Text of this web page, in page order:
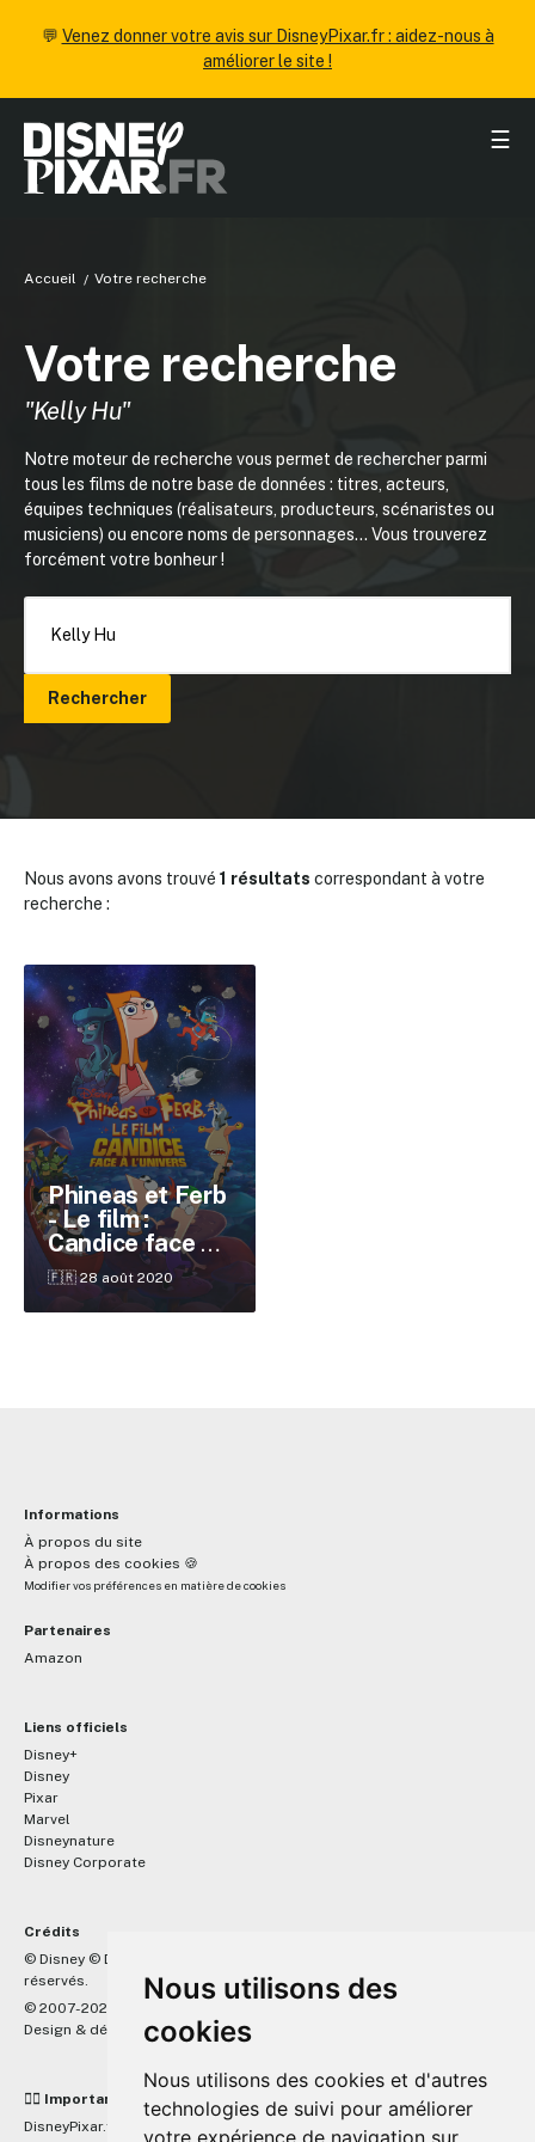
Nous utilisons des
cookies
Nous utilisons des cookies et d'autres
technologies de suivi pour améliorer
votre expérience de navigation sur
💬 Venez donner votre avis sur DisneyPixar.fr : aidez-nous à
améliorer le site !
☰
Accueil Votre recherche
Votre recherche
"Kelly Hu"
Notre moteur de recherche vous permet de rechercher parmi
tous les films de notre base de données : titres, acteurs,
équipes techniques (réalisateurs, producteurs, scénaristes ou
musiciens) ou encore noms de personnages... Vous trouverez
forcément votre bonheur !
Rechercher
Nous avons avons trouvé 1 résultats correspondant à votre
recherche :
Phineas et Ferb
- Le film :
Candice face à
l'univers
🇫🇷 28 août 2020
Informations
À propos du site
À propos des cookies 🍪
Modifier vos préférences en matière de cookies
Partenaires
Amazon
Liens officiels
Disney+
Disney
Pixar
Marvel
Disneynature
Disney Corporate
Crédits
© Disney © Disney/Pixar © &
réservés.
© 2007-2026 DisneyPixar.fr
Design & développement :MonsieurPaul
☝🏼 Important
DisneyPixar.fr est un site indépendant et n'est en aucun cas lié de
✕